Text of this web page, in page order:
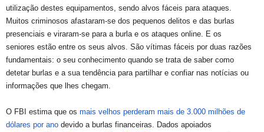
utilização destes equipamentos, sendo alvos fáceis para ataques.
Muitos criminosos afastaram-se dos pequenos delitos e das burlas
presenciais e viraram-se para a burla e os ataques online. E os
seniores estão entre os seus alvos. São vítimas fáceis por duas razões
fundamentais: o seu conhecimento quando se trata de saber como
detetar burlas e a sua tendência para partilhar e confiar nas notícias ou
informações que lhes chegam.
O FBI estima que os mais velhos perderam mais de 3.000 milhões de
dólares por ano devido a burlas financeiras. Dados apoiados